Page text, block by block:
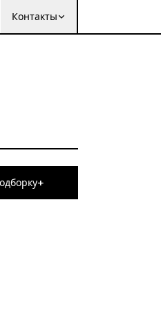
Контакты
+